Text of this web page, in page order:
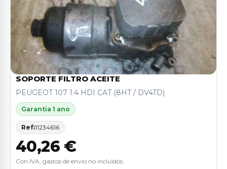
SOPORTE FILTRO ACEITE
PEUGEOT 107 1.4 HDI CAT (8HT / DV4TD)
Garantia 1 ano
Ref:11234616
40,26 €
Con IVA, gastos de envio no incluidos.